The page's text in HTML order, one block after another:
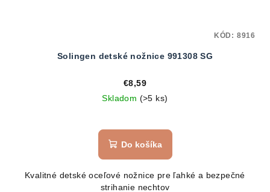
Solingen detské nožnice 991308 SG
€8,59
Skladom (>5 ks)
Do košíka
Kvalitné detské oceľové nožnice pre ľahké a bezpečné
strihanie nechtov
KÓD: 8916